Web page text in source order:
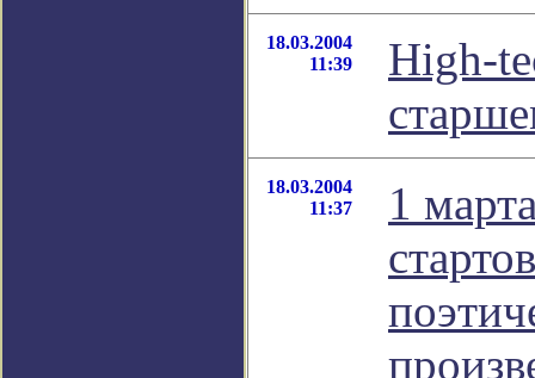
18.03.2004
11:39
High-
18.03.2004
11:37
1